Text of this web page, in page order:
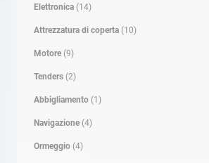
Elettronica (14)
Attrezzatura di coperta (10)
Motore (9)
Tenders (2)
Abbigliamento (1)
Navigazione (4)
Ormeggio (4)